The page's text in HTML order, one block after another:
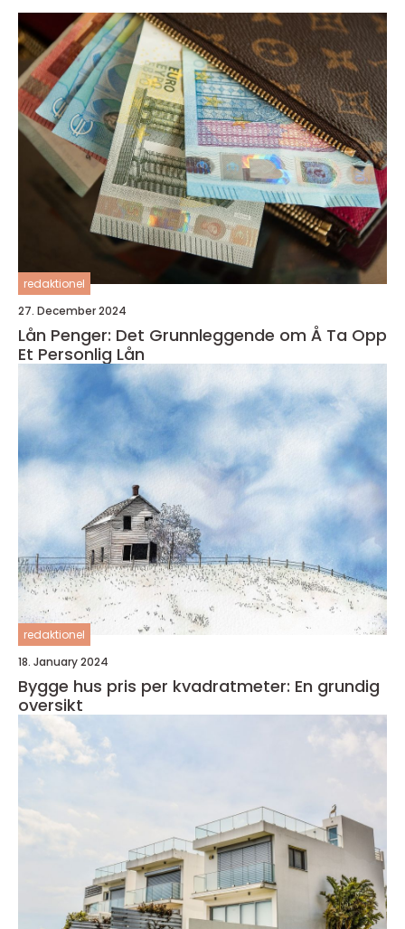
redaktionel
27. December 2024
Lån Penger: Det Grunnleggende om Å Ta Opp
Et Personlig Lån
redaktionel
18. January 2024
Bygge hus pris per kvadratmeter: En grundig
oversikt